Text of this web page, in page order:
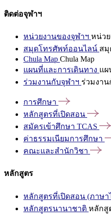
ติดต่อจุฬาฯ
หน่วยงานของจุฬาฯ หน่ว
สมุดโทรศัพท์ออนไลน์ ส
Chula Map Chula Map
แผนที่และการเดินทาง แผ
ร่วมงานกับจุฬาฯ ร่วมงา
การศึกษา
หลักสูตรที่เปิดสอน
สมัครเข้าศึกษา TCAS
ค่าธรรมเนียมการศึกษา
คณะและสำนักวิชา
หลักสูตร
หลักสูตรที่เปิดสอน (ภาษา
หลักสูตรนานาชาติ หลักสู